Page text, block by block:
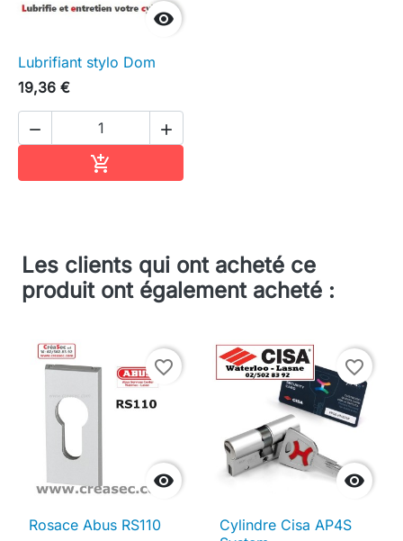

Lubrifiant stylo Dom
19,36 €
 

Les clients qui ont acheté ce
produit ont également acheté :

favorite_border
Rosace Abus RS110

favorite_border
Cylindre Cisa AP4S